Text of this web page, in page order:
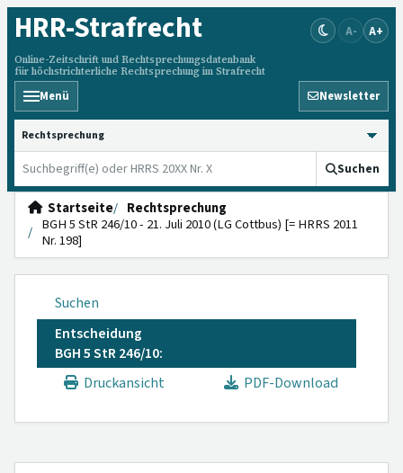
HRR-Strafrecht
Online-Zeitschrift und Rechtsprechungsdatenbank
für höchstrichterliche Rechtsprechung im Strafrecht
A- A+
Menü Newsletter
HRRS durchsuchen
Suchen
Startseite
Rechtsprechung
BGH 5 StR 246/10 - 21. Juli 2010 (LG Cottbus) [= HRRS 2011
Nr. 198]
Suchen
Entscheidung
BGH 5 StR 246/10:
Druckansicht
PDF-Download